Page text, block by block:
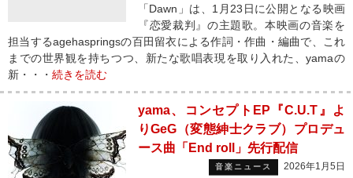
「Dawn」は、1月23日に公開となる映画
『恋愛裁判』の主題歌。本映画の音楽を
担当するagehaspringsの百田留衣による作詞・作曲・編曲で、これ
までの世界観を持ちつつ、新たな歌唱表現を取り入れた、yamaの
新・・・ 続きを読む
yama、コンセプトEP『C.U.T』よ
りGeG（変態紳士クラブ）プロデュ
ース曲「End roll」先行配信
音楽ニュース 2026年1月5日